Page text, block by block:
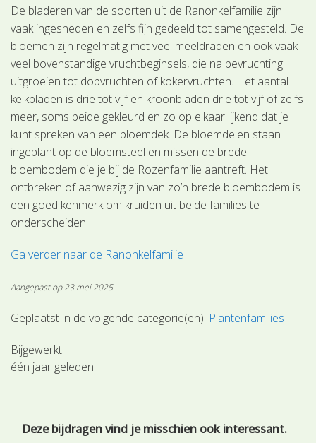
De bladeren van de soorten uit de Ranonkelfamilie zijn
vaak ingesneden en zelfs fijn gedeeld tot samengesteld. De
bloemen zijn regelmatig met veel meeldraden en ook vaak
veel bovenstandige vruchtbeginsels, die na bevruchting
uitgroeien tot dopvruchten of kokervruchten. Het aantal
kelkbladen is drie tot vijf en kroonbladen drie tot vijf of zelfs
meer, soms beide gekleurd en zo op elkaar lijkend dat je
kunt spreken van een bloemdek. De bloemdelen staan
ingeplant op de bloemsteel en missen de brede
bloembodem die je bij de Rozenfamilie aantreft. Het
ontbreken of aanwezig zijn van zo’n brede bloembodem is
een goed kenmerk om kruiden uit beide families te
onderscheiden.
Ga verder naar de Ranonkelfamilie
Aangepast op 23 mei 2025
Geplaatst in de volgende categorie(ën): Plantenfamilies
Bijgewerkt:
één jaar geleden
Deze bijdragen vind je misschien ook interessant.